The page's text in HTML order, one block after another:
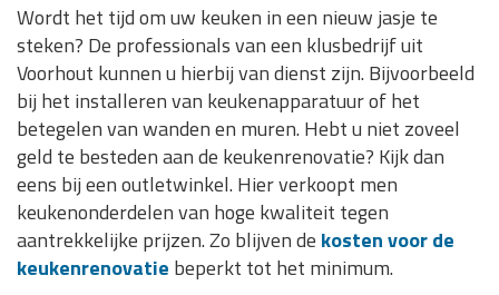
Wordt het tijd om uw keuken in een nieuw jasje te
steken? De professionals van een klusbedrijf uit
Voorhout kunnen u hierbij van dienst zijn. Bijvoorbeeld
bij het installeren van keukenapparatuur of het
betegelen van wanden en muren. Hebt u niet zoveel
geld te besteden aan de keukenrenovatie? Kijk dan
eens bij een outletwinkel. Hier verkoopt men
keukenonderdelen van hoge kwaliteit tegen
aantrekkelijke prijzen. Zo blijven de kosten voor de
keukenrenovatie beperkt tot het minimum.